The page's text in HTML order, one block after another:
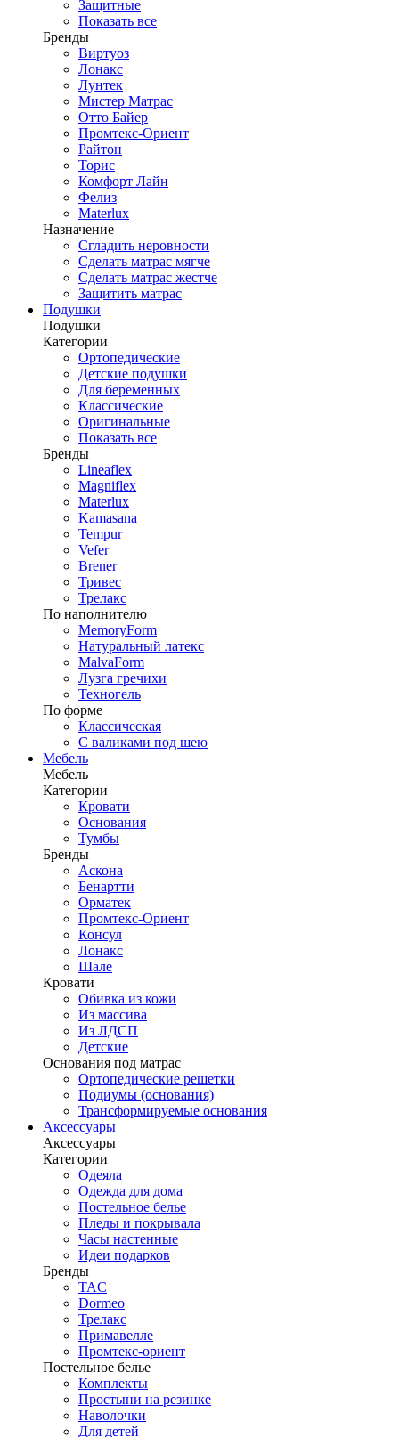
Защитные
Показать все
Бренды
Виртуоз
Лонакс
Лунтек
Мистер Матрас
Отто Байер
Промтекс-Ориент
Райтон
Торис
Комфорт Лайн
Фелиз
Materlux
Назначение
Сгладить неровности
Сделать матрас мягче
Сделать матрас жестче
Защитить матрас
Подушки
Подушки
Категории
Ортопедические
Детские подушки
Для беременных
Классические
Оригинальные
Показать все
Бренды
Lineaflex
Magniflex
Materlux
Kamasana
Tempur
Vefer
Brener
Тривес
Трелакс
По наполнителю
MemoryForm
Натуральный латекс
MalvaForm
Лузга гречихи
Техногель
По форме
Классическая
С валиками под шею
Мебель
Мебель
Категории
Кровати
Основания
Тумбы
Бренды
Аскона
Бенартти
Орматек
Промтекс-Ориент
Консул
Лонакс
Шале
Кровати
Обивка из кожи
Из массива
Из ЛДСП
Детские
Основания под матрас
Ортопедические решетки
Подиумы (основания)
Трансформируемые основания
Аксессуары
Аксессуары
Категории
Одеяла
Одежда для дома
Постельное белье
Пледы и покрывала
Часы настенные
Идеи подарков
Бренды
TAC
Dormeo
Трелакс
Примавелле
Промтекс-ориент
Постельное белье
Комплекты
Простыни на резинке
Наволочки
Для детей